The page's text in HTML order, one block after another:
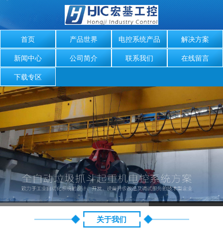
首页 产品世界 电控系统产品
解决方案
新闻中心
公司简介 联系我们
在线留言
下载专区
关于我们